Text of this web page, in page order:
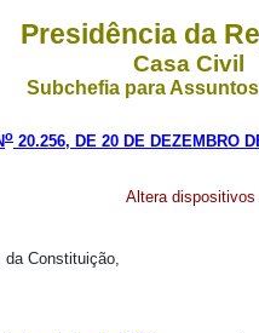
Presidência da
Casa Civil
Subchefia para
o 20.256, DE 20 DE DEZEMBRO
Altera dispositivos
da Constituição,